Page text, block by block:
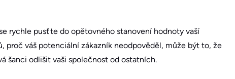
rychle pusťte do opětovného stanovení hodnoty vaší
proč váš potenciální zákazník neodpověděl, může být to, že
šanci odlišit vaši společnost od ostatních.